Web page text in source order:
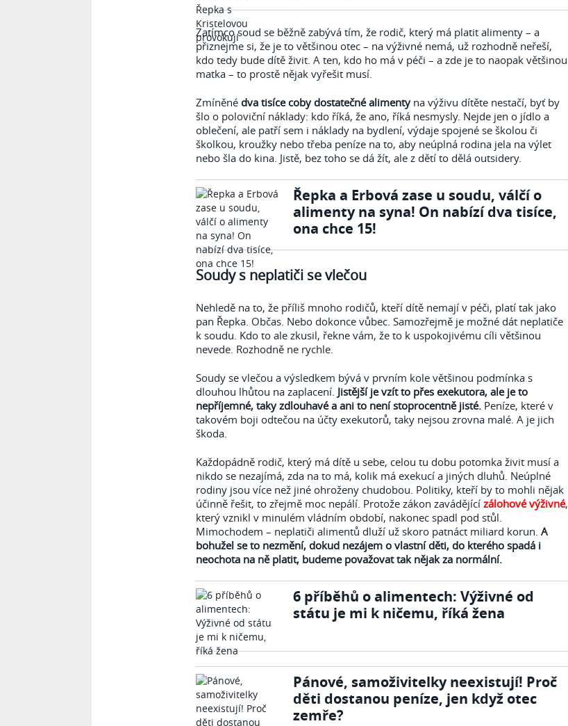
Zatímco soud se běžně zabývá tím, že rodič, který má platit alimenty – a
přiznejme si, že je to většinou otec – na výživné nemá, už rozhodně neřeší,
kdo tedy bude dítě živit. A ten, kdo ho má v péči – a zde je to naopak většinou
matka – to prostě nějak vyřešit musí.
Zmíněné dva tisíce coby dostatečné alimentyna výživu dítěte nestačí, byť by
šlo o poloviční náklady: kdo říká, že ano, říká nesmysly. Nejde jen o jídlo a
oblečení, ale patří sem i náklady na bydlení, výdaje spojené se školou či
školkou, kroužky nebo třeba peníze na to, aby neúplná rodina jela na výlet
nebo šla do kina. Jistě, bez toho se dá žít, ale z dětí to dělá outsidery.
Řepka a Erbová zase u soudu, válčí o
alimenty na syna! On nabízí dva tisíce,
ona chce 15!
Soudy s neplatiči se vlečou
Nehledě na to, že příliš mnoho rodičů, kteří dítě nemají v péči, platí tak jako
pan Řepka. Občas. Nebo dokonce vůbec. Samozřejmě je možné dát neplatiče
k soudu. Kdo to ale zkusil, řekne vám, že to k uspokojivému cíli většinou
nevede. Rozhodně ne rychle.
Soudy se vlečou a výsledkem bývá v prvním kole většinou podmínka s
dlouhou lhůtou na zaplacení. Jistější je vzít to přes exekutora, ale je to
nepříjemné, taky zdlouhavé a ani to není stoprocentně jisté. Peníze, které v
takovém boji odtečou na účty exekutorů, taky nejsou zrovna malé. A je jich
škoda.
Každopádně rodič, který má dítě u sebe, celou tu dobu potomka živit musí a
nikdo se nezajímá, zda na to má, kolik má exekucí a jiných dluhů. Neúplné
rodiny jsou více než jiné ohroženy chudobou. Politiky, kteří by to mohli nějak
účinně řešit, to zřejmě moc nepálí. Protože zákon zavádějící zálohové výživné,
který vznikl v minulém vládním období, nakonec spadl pod stůl.
Mimochodem – neplatiči alimentů dluží už skoro patnáct miliard korun. A
bohužel se to nezmění, dokud nezájem o vlastní děti, do kterého spadá i
neochota na ně platit, budeme považovat tak nějak za normální.
6 příběhů o alimentech: Výživné od
státu je mi k ničemu, říká žena
Pánové, samoživitelky neexistují! Proč
děti dostanou peníze, jen když otec
zemře?